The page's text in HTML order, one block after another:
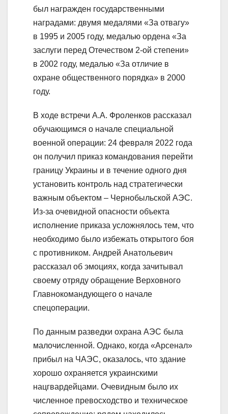
был награжден государственными
наградами: двумя медалями «За отвагу»
в 1995 и 2005 году, медалью ордена «За
заслуги перед Отечеством 2-ой степени»
в 2002 году, медалью «За отличие в
охране общественного порядка» в 2000
году.
В ходе встречи А.А. Фроленков рассказал
обучающимся о начале специальной
военной операции: 24 февраля 2022 года
он получил приказ командования перейти
границу Украины и в течение одного дня
установить контроль над стратегически
важным объектом – Чернобыльской АЭС.
Из-за очевидной опасности объекта
исполнение приказа усложнялось тем, что
необходимо было избежать открытого боя
с противником. Андрей Анатольевич
рассказал об эмоциях, когда зачитывал
своему отряду обращение Верховного
Главнокомандующего о начале
спецоперации.
По данным разведки охрана АЭС была
малочисленной. Однако, когда «Арсенал»
прибыл на ЧАЭС, оказалось, что здание
хорошо охраняется украинскими
нацгвардейцами. Очевидным было их
численное превосходство и техническое